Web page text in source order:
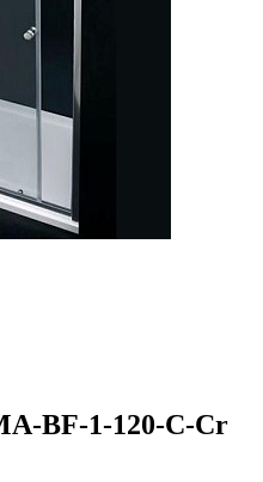
BF-1-120-C-Cr